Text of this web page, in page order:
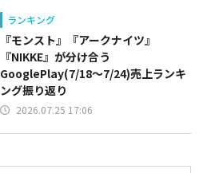
ランキング
『モンスト』『アークナイツ』
『NIKKE』が分け合う
GooglePlay(7/18～7/24)売上ランキ
ング振り返り
2026.07.25 17:06